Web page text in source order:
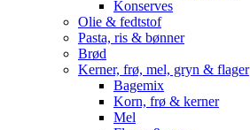
Konserves
Olie & fedtstof
Pasta, ris & bønner
Brød
Kerner, frø, mel, gryn & flager
Bagemix
Korn, frø & kerner
Mel